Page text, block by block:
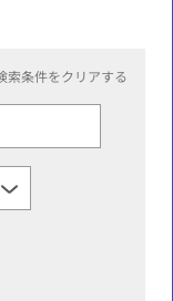
索条件をクリアする